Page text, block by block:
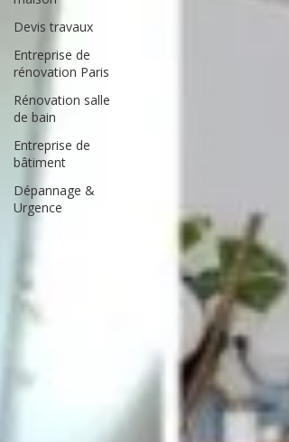
Devis travaux
Entreprise de
rénovation Paris
Rénovation salle
de bain
Entreprise de
bâtiment
Dépannage &
Urgence